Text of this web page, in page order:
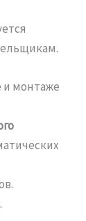
и монтаже